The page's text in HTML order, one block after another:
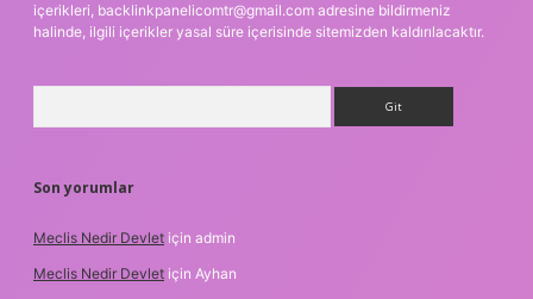
içerikleri, backlinkpanelicomtr@gmail.com adresine bildirmeniz
halinde, ilgili içerikler yasal süre içerisinde sitemizden kaldırılacaktır.
Son yorumlar
Meclis Nedir Devlet için admin
Meclis Nedir Devlet için Ayhan